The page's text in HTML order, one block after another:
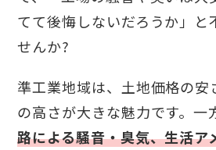
てて後悔しないだろうか」と
せんか?
準工業地域は、土地価格の安
の高さが大きな魅力です。一
路による騒音・臭気、生活ア